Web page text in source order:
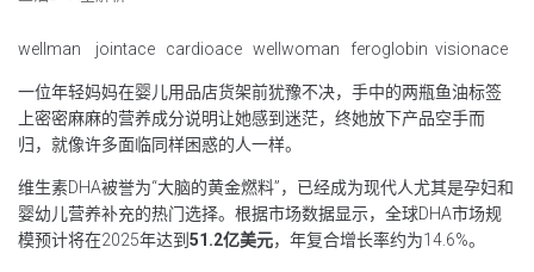
wellman jointace cardioace wellwoman feroglobin visionace
一位年轻妈妈在婴儿用品店货架前犹豫不决，手中的两瓶鱼油标签
上密密麻麻的营养成分说明让她感到迷茫，终她放下产品空手而
归，就像许多面临同样困惑的人一样。
维生素DHA被誉为“大脑的黄金燃料”，已经成为现代人尤其是孕妇和
婴幼儿营养补充的热门选择。根据市场数据显示，全球DHA市场规
模预计将在2025年达到 51.2亿美元，年复合增长率约为14.6%。